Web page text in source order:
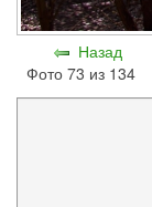
Назад
Фото 73 из 134